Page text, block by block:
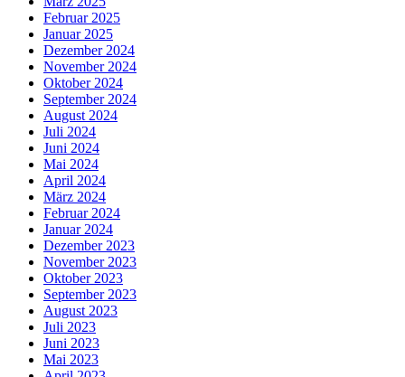
Februar 2025
Januar 2025
Dezember 2024
November 2024
Oktober 2024
September 2024
August 2024
Juli 2024
Juni 2024
Mai 2024
April 2024
März 2024
Februar 2024
Januar 2024
Dezember 2023
November 2023
Oktober 2023
September 2023
August 2023
Juli 2023
Juni 2023
Mai 2023